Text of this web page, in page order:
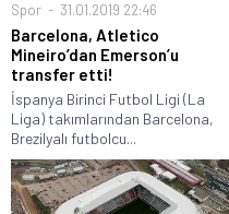
Spor 31.01.2019 22:46
Barcelona, Atletico
Mineiro’dan Emerson’u
transfer etti!
İspanya Birinci Futbol Ligi (La
Liga) takımlarından Barcelona,
Brezilyalı futbolcu...